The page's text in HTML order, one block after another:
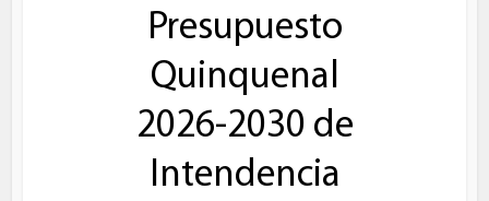
Presupuesto
Quinquenal
2026-2030 de
Intendencia